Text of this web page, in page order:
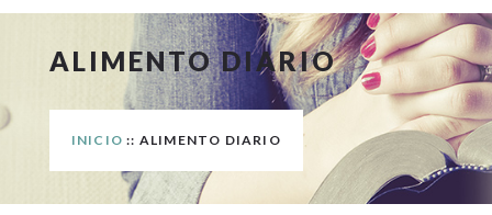
ALIMENTO DIARIO
INICIO :: ALIMENTO DIARIO